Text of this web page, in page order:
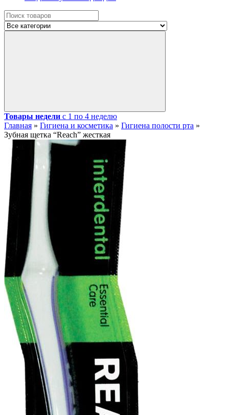
Товары недели с 1 по 4 неделю
Главная » Гигиена и косметика » Гигиена полости рта »
Зубная щетка “Reach” жесткая